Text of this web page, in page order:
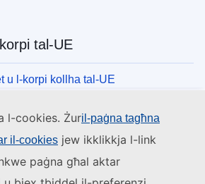
l-cookies. Żuril-paġna tagħna
il-cookies jew ikklikkja l-link
paġna għal aktar
tal-UE
u l-korpi kollha tal-UE